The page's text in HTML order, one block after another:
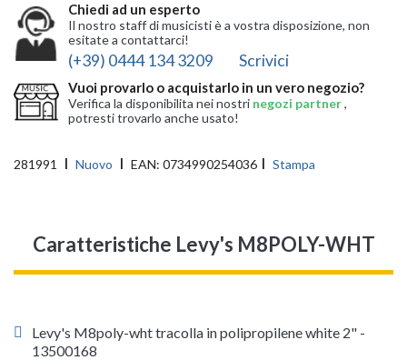
Chiedi ad un esperto
Il nostro staff di musicisti è a vostra disposizione, non
esitate a contattarci!
(+39) 0444 134 3209 Scrivici
Vuoi provarlo o acquistarlo in un vero negozio?
Verifica la disponibilita nei nostri negozi partner,
potresti trovarlo anche usato!
281991 Nuovo EAN: 0734990254036 Stampa
Caratteristiche Levy's M8POLY-WHT
Levy's M8poly-wht tracolla in polipropilene white 2" -
13500168